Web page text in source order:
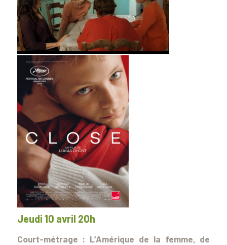
Jeudi 10 avril 20h
Court-métrage : L’Amérique de la femme, de